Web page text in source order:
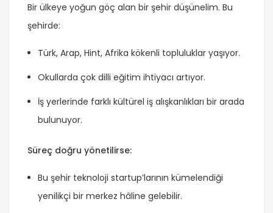
Bir ülkeye yoğun göç alan bir şehir düşünelim. Bu
şehirde:
Türk, Arap, Hint, Afrika kökenli topluluklar yaşıyor.
Okullarda çok dilli eğitim ihtiyacı artıyor.
İş yerlerinde farklı kültürel iş alışkanlıkları bir arada
bulunuyor.
Süreç doğru yönetilirse:
Bu şehir teknoloji startup’larının kümelendiği
yenilikçi bir merkez hâline gelebilir.